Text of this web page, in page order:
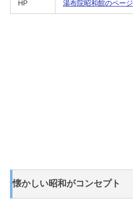
HP 湯布院昭和館のページ
懐かしい昭和がコンセプト